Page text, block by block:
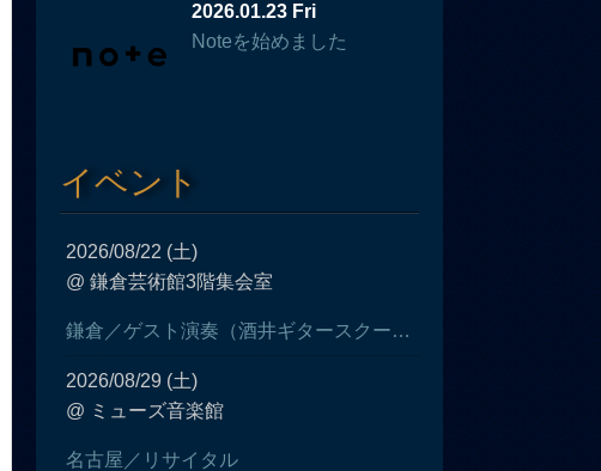
2026.01.23 Fri
Noteを始めました
イベント
2026/08/22 (土)
@ 鎌倉芸術館3階集会室
鎌倉／ゲスト演奏（酒井ギタースクール発表会）
2026/08/29 (土)
@ ミューズ音楽館
名古屋／リサイタル